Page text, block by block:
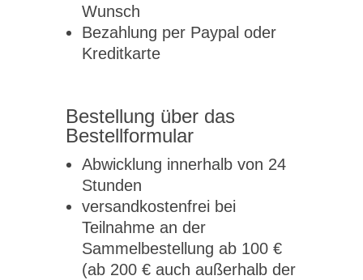
Wunsch
Bezahlung per Paypal oder
Kreditkarte
Bestellung über das
Bestellformular
Abwicklung innerhalb von 24
Stunden
versandkostenfrei bei
Teilnahme an der
Sammelbestellung ab 100 €
(ab 200 € auch außerhalb der